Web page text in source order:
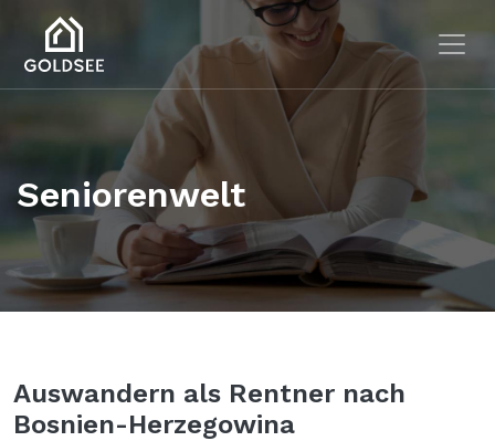
Skip to main content
Seniorenwelt
Auswandern als Rentner nach
Bosnien-Herzegowina